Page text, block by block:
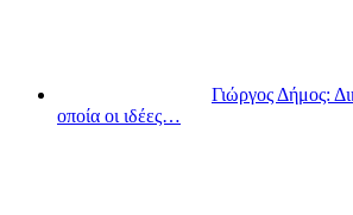
Γιώργος Δήμος:
οποία οι ιδέες…